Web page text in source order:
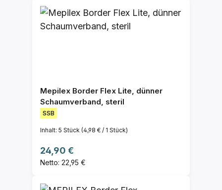
Mepilex Border Flex Lite, dünner
Schaumverband, steril
SSB
Inhalt: 5 Stück (4,98 € / 1 Stück)
Regulärer Preis:
24,90 €
Netto: 22,95 €